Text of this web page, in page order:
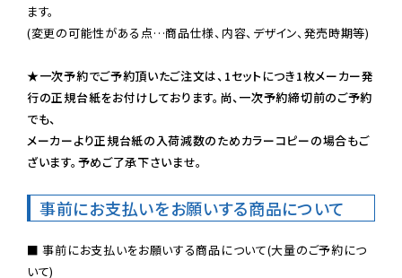
ます。
(変更の可能性がある点…商品仕様、内容、デザイン、発売時期等)
★一次予約でご予約頂いたご注文は、1セットにつき1枚メーカー発
行の正規台紙をお付けしております。尚、一次予約締切前のご予約
でも、
メーカーより正規台紙の入荷減数のためカラーコピーの場合もご
ざいます。予めご了承下さいませ。
事前にお支払いをお願いする商品について
■ 事前にお支払いをお願いする商品について(大量のご予約につ
いて)